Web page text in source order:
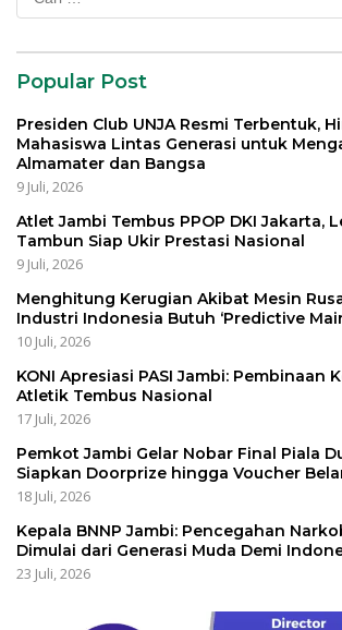
untuk:
Popular Post
Presiden Club UNJA Resmi Terbentuk,
Mahasiswa Lintas Generasi untuk
Almamater dan Bangsa
9 Juli, 2026
Atlet Jambi Tembus PPOP DKI Jakarta,
Tambun Siap Ukir Prestasi Nasional
9 Juli, 2026
Menghitung Kerugian Akibat Mesin
Industri Indonesia Butuh ‘Predictive
10 Juli, 2026
KONI Apresiasi PASI Jambi: Pembinaan
Atletik Tembus Nasional
17 Juli, 2026
Pemkot Jambi Gelar Nobar Final Piala
Siapkan Doorprize hingga Voucher
18 Juli, 2026
Kepala BNNP Jambi: Pencegahan
Dimulai dari Generasi Muda Demi
23 Juli, 2026